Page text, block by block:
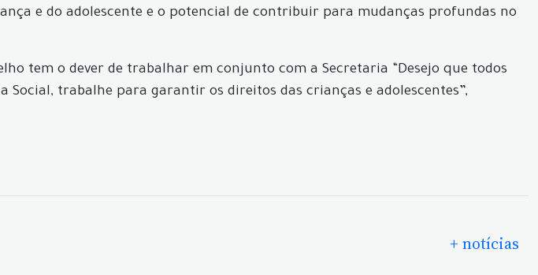
e do adolescente e o potencial de contribuir para mudanças profundas no
tem o dever de trabalhar em conjunto com a Secretaria “Desejo que todos
trabalhe para garantir os direitos das crianças e adolescentes”,
+ notícias